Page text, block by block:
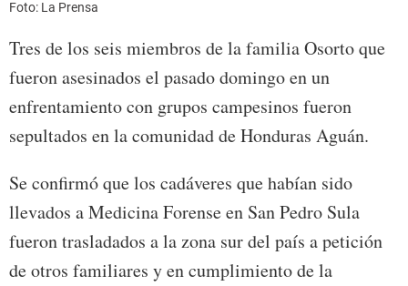
Foto: La Prensa
Tres de los seis miembros de la familia Osorto que
fueron asesinados el pasado domingo en un
enfrentamiento con grupos campesinos fueron
sepultados en la comunidad de Honduras Aguán.
Se confirmó que los cadáveres que habían sido
llevados a Medicina Forense en San Pedro Sula
fueron trasladados a la zona sur del país a petición
de otros familiares y en cumplimiento de la